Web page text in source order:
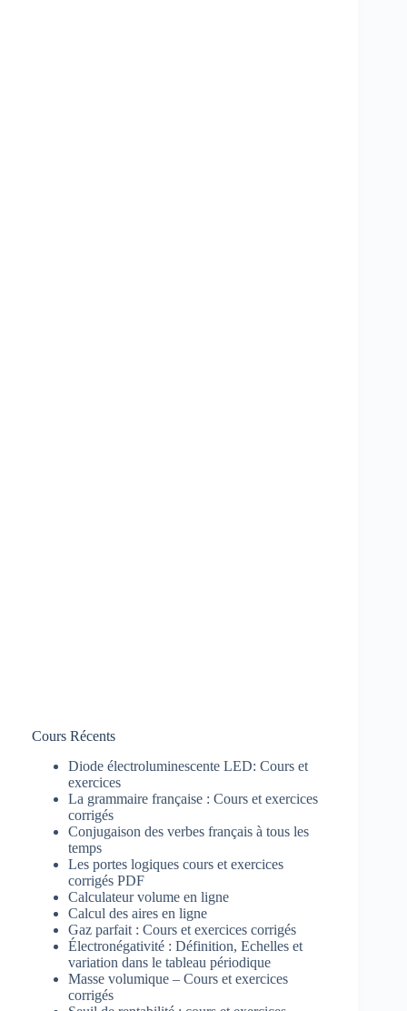
Cours Récents
Diode électroluminescente LED: Cours et
exercices
La grammaire française : Cours et exercices
corrigés
Conjugaison des verbes français à tous les
temps
Les portes logiques cours et exercices
corrigés PDF
Calculateur volume en ligne
Calcul des aires en ligne
Gaz parfait : Cours et exercices corrigés
Électronégativité : Définition, Echelles et
variation dans le tableau périodique
Masse volumique – Cours et exercices
corrigés